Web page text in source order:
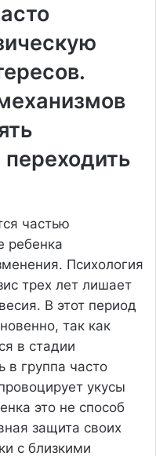
переходить
частью
ребенка
Психология
трех лет лишает
В этот период
так как
в стадии
в группа часто
укусы
это не способ
защита своих
с близкими